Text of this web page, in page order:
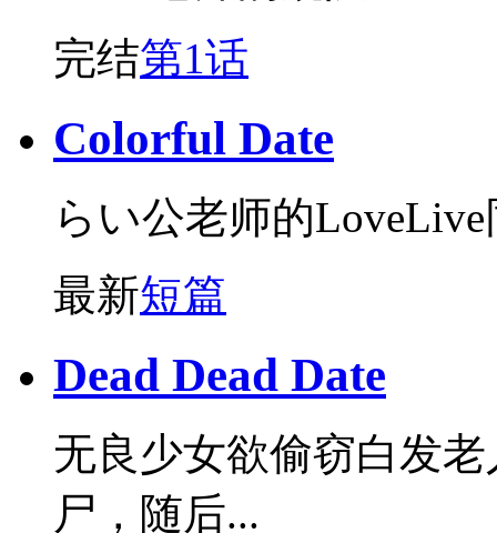
完结第1话
Colorful Date
らい公老师的
最新短篇
Dead Dead Date
无良少女欲偷窃白发
尸，随后...